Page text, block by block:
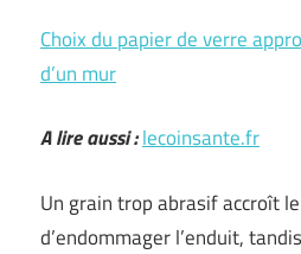
Choix du papier de verre
d’un mur
A lire aussi :lecoinsante.fr
Un grain trop abrasif accroît
d’endommager l’enduit,